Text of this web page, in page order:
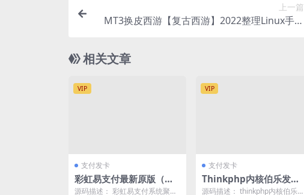
上一篇
MT3换皮西游【复古西游】2022整理Linux手工
相关文章
VIP
支付发卡
彩虹易支付最新原版（聚
合支付系统解决方案）
源码描述： 彩虹易支付系统聚合
VIP
支付发卡
Thinkphp内核伯乐发卡
系统源码无授权版 带十多
源码描述： thinkphp内核伯乐发